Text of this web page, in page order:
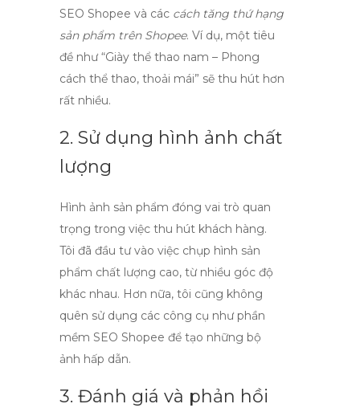
SEO Shopee và các cách tăng thứ hạng
sản phẩm trên Shopee. Ví dụ, một tiêu
đề như “Giày thể thao nam – Phong
cách thể thao, thoải mái” sẽ thu hút hơn
rất nhiều.
2. Sử dụng hình ảnh chất
lượng
Hình ảnh sản phẩm đóng vai trò quan
trọng trong việc thu hút khách hàng.
Tôi đã đầu tư vào việc chụp hình sản
phẩm chất lượng cao, từ nhiều góc độ
khác nhau. Hơn nữa, tôi cũng không
quên sử dụng các công cụ như phần
mềm SEO Shopee để tạo những bộ
ảnh hấp dẫn.
3. Đánh giá và phản hồi